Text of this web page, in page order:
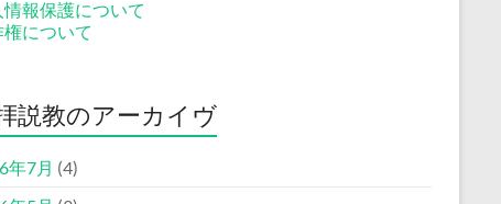
情報保護について
について
説教のアーカイヴ
年7月 (4)